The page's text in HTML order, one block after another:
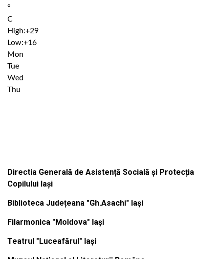
°
C
High:+29
Low:+16
Mon
Tue
Wed
Thu
Directia Generală de Asistență Socială și Protecția
Copilului Iași
Biblioteca Județeana "Gh.Asachi" Iași
Filarmonica "Moldova" Iași
Teatrul "Luceafărul" Iași